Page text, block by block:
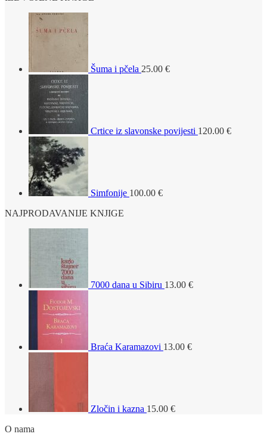
Šuma i pčela 25.00 €
Crtice iz slavonske povijesti 120.00 €
Simfonije 100.00 €
NAJPRODAVANIJE KNJIGE
7000 dana u Sibiru 13.00 €
Braća Karamazovi 13.00 €
Zločin i kazna 15.00 €
O nama